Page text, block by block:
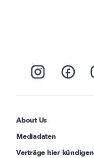
About Us
Mediadaten
Verträge hier kündigen